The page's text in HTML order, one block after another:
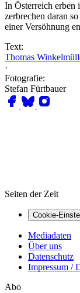
In Österreich erben
zerbrechen daran
einer Versöhnung
Text:
Thomas
·
Fotografie:
Stefan Fürtbauer
Seiten der Zeit
Cookie-
Mediadaten
Über uns
Datenschutz
Impressum /
Abo